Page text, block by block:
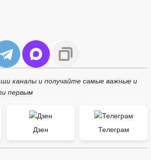
каналы и получайте самые важные и
первым
Дзен Телеграм